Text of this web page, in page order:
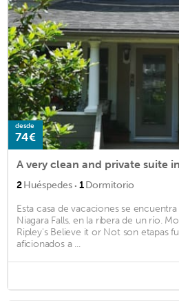
desde
74€
2Huéspedes · 1Dormitorio
Esta casa de vacaciones se
Niagara Falls, en la ribera de un río.
Ripley's Believe it or Not son etapas
aficionados a ...